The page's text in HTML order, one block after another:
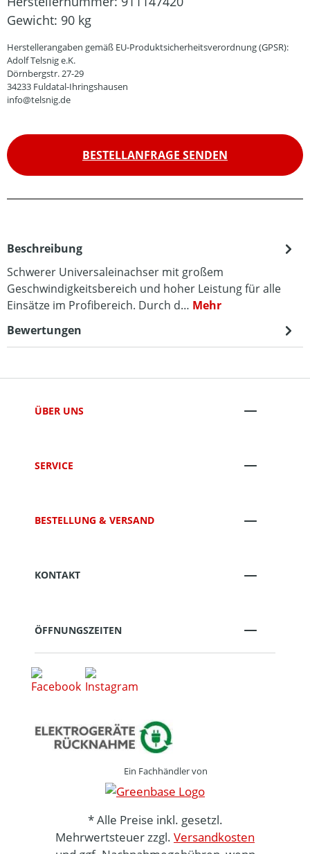
Gewicht: 90 kg
Herstellerangaben gemäß EU-Produktsicherheitsverordnung (GPSR):
Adolf Telsnig e.K.
Dörnbergstr. 27-29
34233 Fuldatal-Ihringshausen
info@telsnig.de
BESTELLANFRAGE SENDEN
Beschreibung
Schwerer Universaleinachser mit großem
Geschwindigkeitsbereich und hoher Leistung für alle
Einsätze im Profibereich. Durch d… Mehr
Bewertungen
ÜBER UNS
SERVICE
BESTELLUNG & VERSAND
KONTAKT
ÖFFNUNGSZEITEN
Ein Fachhändler von
* Alle Preise inkl. gesetzl.
Mehrwertsteuer zzgl. Versandkosten